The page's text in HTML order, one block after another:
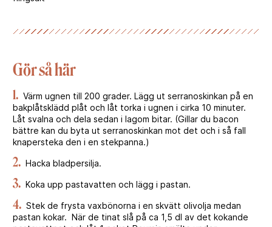
Gör så här
1. Värm ugnen till 200 grader. Lägg ut serranoskinkan på en
bakplåtsklädd plåt och låt torka i ugnen i cirka 10 minuter.
Låt svalna och dela sedan i lagom bitar. (Gillar du bacon
bättre kan du byta ut serranoskinkan mot det och i så fall
knapersteka den i en stekpanna.)
2. Hacka bladpersilja.
3. Koka upp pastavatten och lägg i pastan.
4. Stek de frysta vaxbönorna i en skvätt olivolja medan
pastan kokar. När de tinat slå på ca 1,5 dl av det kokande